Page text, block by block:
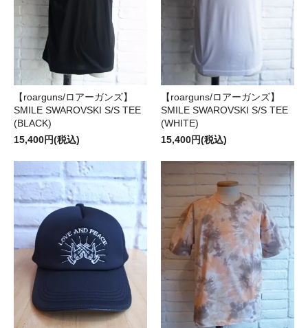
【roarguns/ロアーガンズ】
SMILE SWAROVSKI S/S TEE
(BLACK)
15,400円(税込)
【roarguns/ロアーガンズ】
SMILE SWAROVSKI S/S TEE
(WHITE)
15,400円(税込)